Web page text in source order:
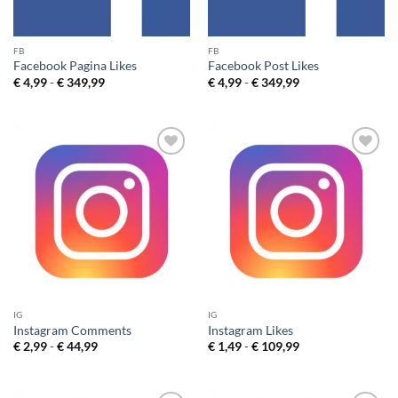
FB
Facebook Pagina Likes
€4,99 - €349,99Prijsklasse:
FB
Facebook Post Likes
€4,99 - €349,99Prijsklasse:
Toevoegen
aan
verlanglijst
IG
Instagram Comments
€2,99 - €44,99Prijsklasse:
Toevoegen
aan
verlanglijst
IG
Instagram Likes
€1,49 - €109,99Prijsklasse: